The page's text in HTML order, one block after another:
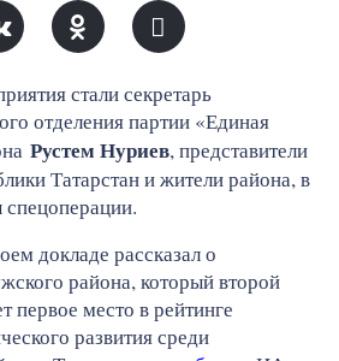
стали секретарь
отделения партии «Единая
Рустем Нуриев, представители
Татарстан и жители района, в
спецоперации.
докладе рассказал о
района, который второй
первое место в рейтинге
развития среди